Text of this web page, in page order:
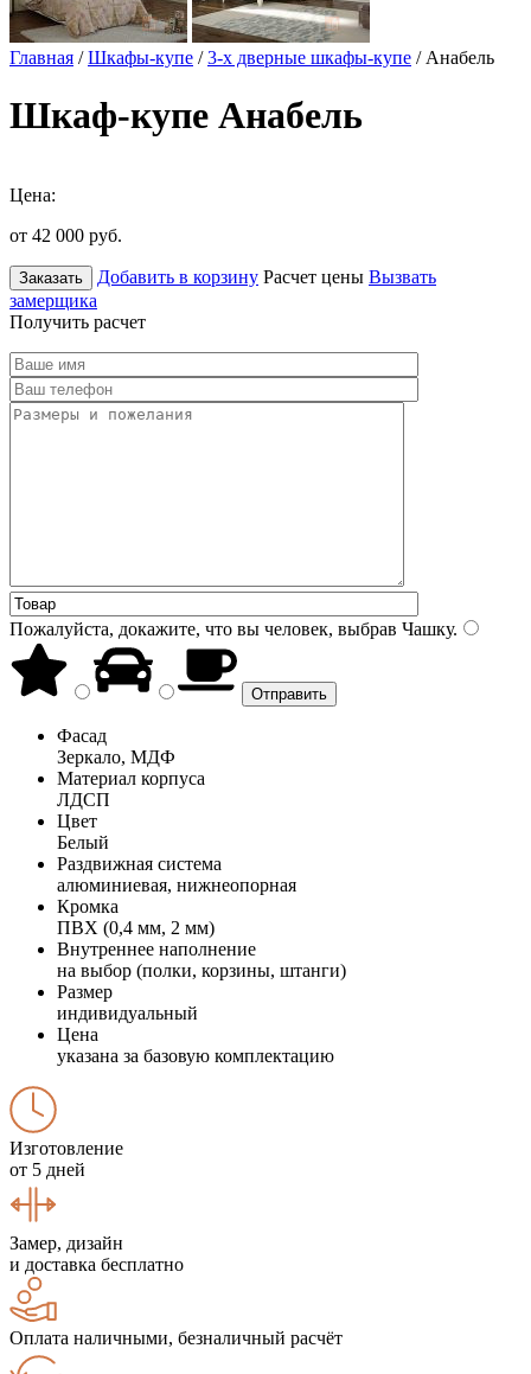
Главная /Шкафы-купе /3-х дверные шкафы-купе / Анабель
Шкаф-купе Анабель
Цена:
от 42 000 руб.
Заказать Добавить в корзину Расчет цены Вызвать
замерщика
Получить расчет
Пожалуйста, докажите, что вы человек, выбрав Чашку.
Фасад
Зеркало, МДФ
Материал корпуса
ЛДСП
Цвет
Белый
Раздвижная система
алюминиевая, нижнеопорная
Кромка
ПВХ (0,4 мм, 2 мм)
Внутреннее наполнение
на выбор (полки, корзины, штанги)
Размер
индивидуальный
Цена
указана за базовую комплектацию
Изготовление
от 5 дней
Замер, дизайн
и доставка бесплатно
Оплата наличными, безналичный расчёт